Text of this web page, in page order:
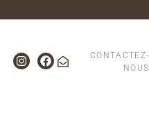
CONTACTEZ-
NOUS